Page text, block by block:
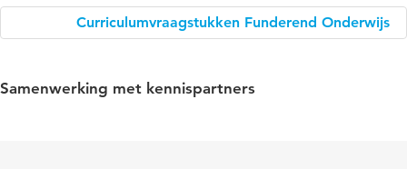
Curriculumvraagstukken Funderend Onderwijs
Samenwerking met kennispartners